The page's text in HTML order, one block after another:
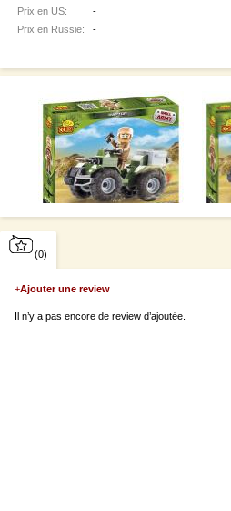
Prix en US:
-
Prix en Russie:
-
(0)
+Ajouter une review
Il n’y a pas encore de review d’ajoutée.